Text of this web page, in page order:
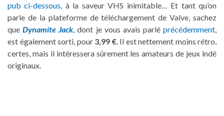
pub ci-dessous, à la saveur VHS inimitable… Et tant qu’on
parle de la plateforme de téléchargement de Valve, sachez
queDynamite Jack, dont je vous avais parlé précédemment,
est également sorti, pour 3,99 €. Il est nettement moins rétro,
certes, mais il intéressera sûrement les amateurs de jeux indé
originaux.